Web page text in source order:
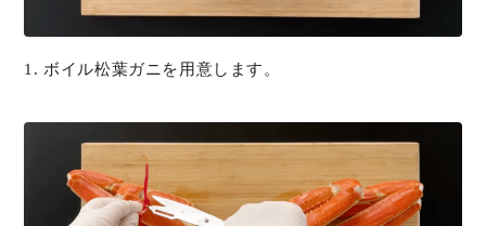
1. ボイル松葉ガニを用意します。